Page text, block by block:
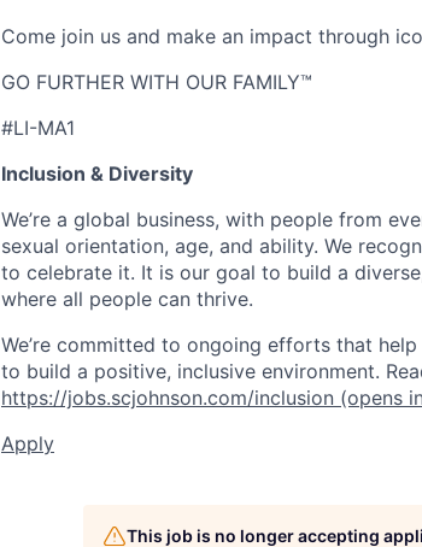
Come join us and make an impact through
GO FURTHER WITH OUR FAMILY™
#LI-MA1
Inclusion & Diversity
We’re a global business, with people from
sexual orientation, age, and ability. We
to celebrate it. It is our goal to build a
where all people can thrive.
We’re committed to ongoing efforts that
to build a positive, inclusive environment.
https://jobs.scjohnson.com/inclusion (opens
Apply
This job is no longer accepting